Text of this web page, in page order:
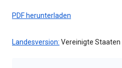
PDF herunterladen
Landesversion: Vereinigte Staaten